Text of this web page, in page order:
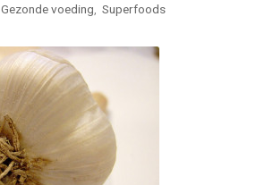
Categorieën
Gezonde voeding, Superfoods